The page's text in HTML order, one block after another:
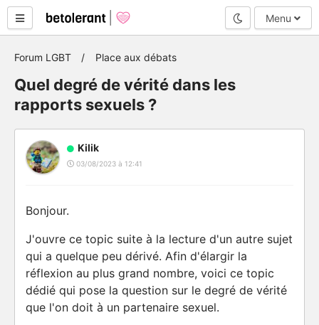
Mode nuit
Menu
Forum LGBT Place aux débats
Quel degré de vérité dans les
rapports sexuels ?
Kilik
03/08/2023 à 12:41
Bonjour.
J'ouvre ce topic suite à la lecture d'un autre sujet
qui a quelque peu dérivé. Afin d'élargir la
réflexion au plus grand nombre, voici ce topic
dédié qui pose la question sur le degré de vérité
que l'on doit à un partenaire sexuel.